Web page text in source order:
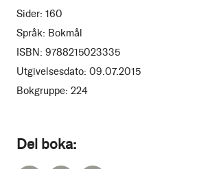
Del boka:
Sider: 160
Språk: Bokmål
ISBN: 9788215023335
Utgivelsesdato: 09.07.2015
Bokgruppe: 224